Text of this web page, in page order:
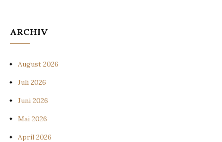
ARCHIV
August 2026
Juli 2026
Juni 2026
Mai 2026
April 2026